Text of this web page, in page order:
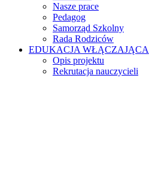
Nasze prace
Pedagog
Samorząd Szkolny
Rada Rodziców
EDUKACJA WŁĄCZAJĄCA
Opis projektu
Rekrutacja nauczycieli